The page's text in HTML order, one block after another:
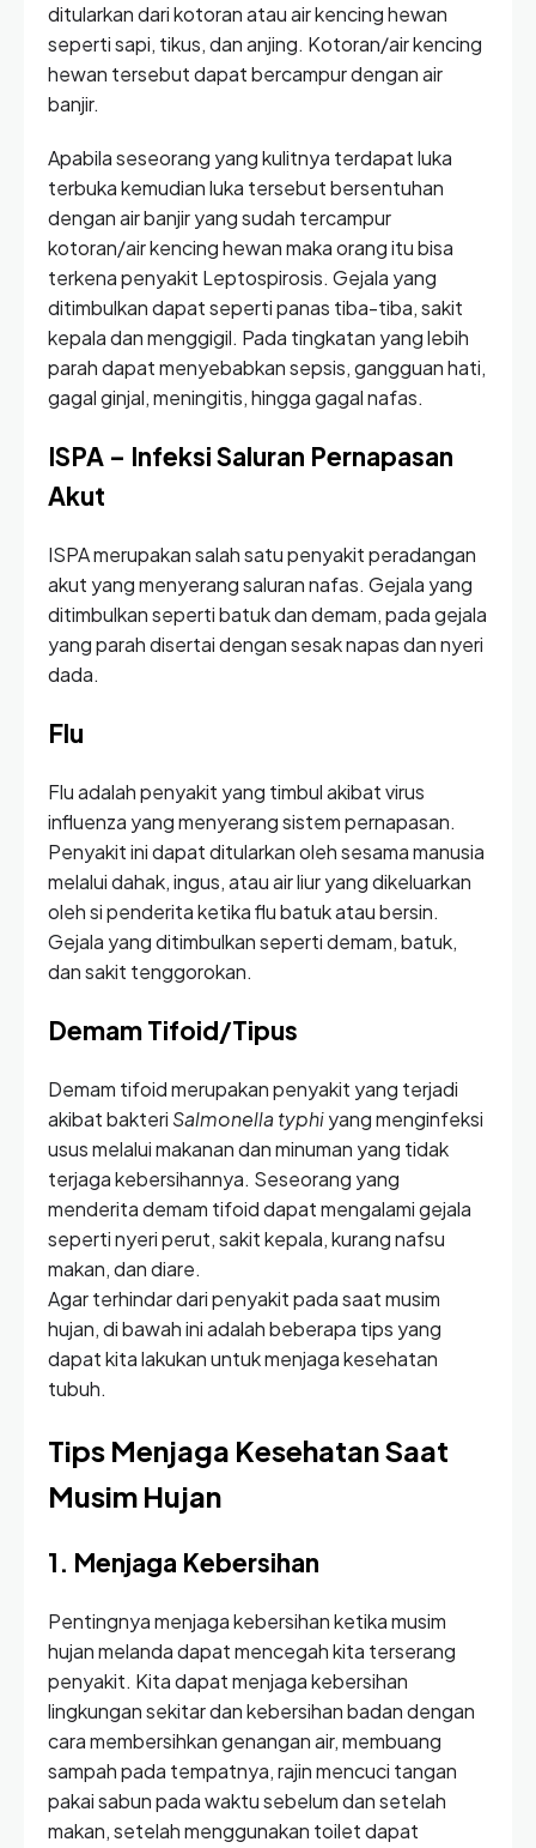
ditularkan dari kotoran atau air kencing hewan
seperti sapi, tikus, dan anjing. Kotoran/air kencing
hewan tersebut dapat bercampur dengan air
banjir.
Apabila seseorang yang kulitnya terdapat luka
terbuka kemudian luka tersebut bersentuhan
dengan air banjir yang sudah tercampur
kotoran/air kencing hewan maka orang itu bisa
terkena penyakit Leptospirosis. Gejala yang
ditimbulkan dapat seperti panas tiba-tiba, sakit
kepala dan menggigil. Pada tingkatan yang lebih
parah dapat menyebabkan sepsis, gangguan hati,
gagal ginjal, meningitis, hingga gagal nafas.
ISPA – Infeksi Saluran Pernapasan
Akut
ISPA merupakan salah satu penyakit peradangan
akut yang menyerang saluran nafas. Gejala yang
ditimbulkan seperti batuk dan demam, pada gejala
yang parah disertai dengan sesak napas dan nyeri
dada.
Flu
Flu adalah penyakit yang timbul akibat virus
influenza yang menyerang sistem pernapasan.
Penyakit ini dapat ditularkan oleh sesama manusia
melalui dahak, ingus, atau air liur yang dikeluarkan
oleh si penderita ketika flu batuk atau bersin.
Gejala yang ditimbulkan seperti demam, batuk,
dan sakit tenggorokan.
Demam Tifoid/Tipus
Demam tifoid merupakan penyakit yang terjadi
akibat bakteri Salmonella typhiyang menginfeksi
usus melalui makanan dan minuman yang tidak
terjaga kebersihannya. Seseorang yang
menderita demam tifoid dapat mengalami gejala
seperti nyeri perut, sakit kepala, kurang nafsu
makan, dan diare.
Agar terhindar dari penyakit pada saat musim
hujan, di bawah ini adalah beberapa tips yang
dapat kita lakukan untuk menjaga kesehatan
tubuh.
Tips Menjaga Kesehatan Saat
Musim Hujan
1. Menjaga Kebersihan
Pentingnya menjaga kebersihan ketika musim
hujan melanda dapat mencegah kita terserang
penyakit. Kita dapat menjaga kebersihan
lingkungan sekitar dan kebersihan badan dengan
cara membersihkan genangan air, membuang
sampah pada tempatnya, rajin mencuci tangan
pakai sabun pada waktu sebelum dan setelah
makan, setelah menggunakan toilet dapat